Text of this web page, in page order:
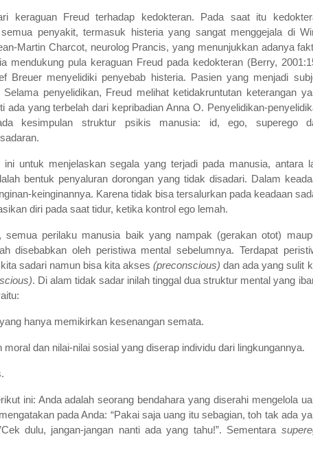
keraguan Freud terhadap kedokteran. Pada saat itu
penyakit, termasuk histeria yang sangat menggejala di
Martin Charcot, neurolog Prancis, yang menunjukkan adanya
mendukung pula keraguan Freud pada kedokteran (Berry,
Breuer menyelidiki penyebab histeria. Pasien yang menjadi
penyelidikan, Freud melihat ketidakruntutan keterangan
ada yang terbelah dari kepribadian Anna O. Penyelidikan-
kesimpulan struktur psikis manusia: id, ego, superego
ini untuk menjelaskan segala yang terjadi pada manusia, antara
bentuk penyaluran dorongan yang tidak disadari. Dalam
keinginannya. Karena tidak bisa tersalurkan pada keadaan
diri pada saat tidur, ketika kontrol ego lemah.
semua perilaku manusia baik yang nampak (gerakan otot)
disebabkan oleh peristiwa mental sebelumnya. Terdapat
sadari namun bisa kita akses(preconscious) dan ada yang sulit
. Di alam tidak sadar inilah tinggal dua struktur mental yang
hanya memikirkan kesenangan semata.
moral dan nilai-nilai sosial yang diserap individu dari lingkungannya.
ini: Anda adalah seorang bendahara yang diserahi mengelola
mengatakan pada Anda: “Pakai saja uang itu sebagian, toh tak ada
dulu, jangan-jangan nanti ada yang tahu!”. Sementara